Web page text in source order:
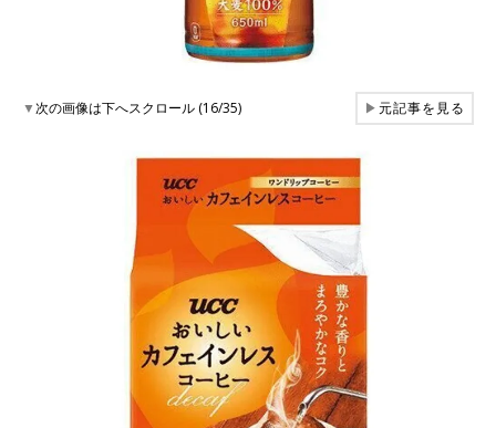
▼次の画像は下へスクロール (16/35) ▶元記事を見る